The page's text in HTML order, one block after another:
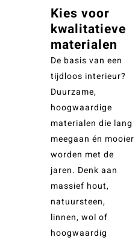
Kies voor
kwalitatieve
materialen
De basis van een
tijdloos interieur?
Duurzame,
hoogwaardige
materialen die lang
meegaan én mooier
worden met de
jaren. Denk aan
massief hout,
natuursteen,
linnen, wol of
hoogwaardig